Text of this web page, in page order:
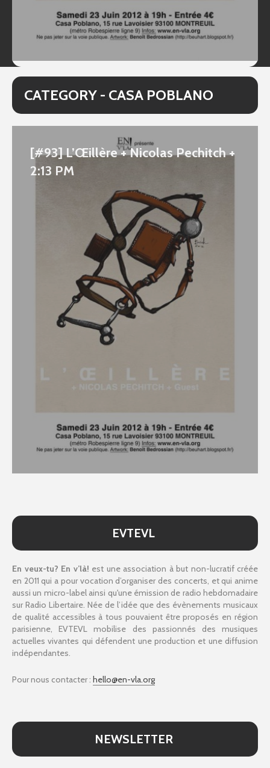
CATEGORY - CASA POBLANO
[#93] L’Œillère + Nicolas Pechitch +
2:13 PM
EVTEVL
En veux-tu? En v’là! est une association à but non-lucratif créée
en 2011 qui a pour vocation d’organiser des concerts, et qui anime
aussi un micro-label ainsi qu'une émission de radio hebdomadaire
sur Radio Libertaire. Née de l’idée que des évènements musicaux
de qualité accessibles à tous pouvaient être proposés en région
parisienne, EVTEVL mobilise des passionnés des musiques
actuelles vivantes qui défendent une production et une diffusion
indépendantes.
Pour nous contacter : hello@en-vla.org
NEWSLETTER